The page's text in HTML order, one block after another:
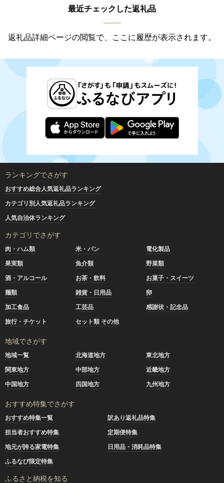
最近チェックした返礼品
返礼品詳細ページの閲覧で、ここに履歴が表示されます。
ランキングでさがす
おすすめ総合人気返礼品ランキング
カテゴリ別人気返礼品ランキング
人気自治体ランキング
カテゴリでさがす
肉・ハム類 米・パン
電化製品
果実類
魚介類
野菜類
酒・アルコール
お茶・飲料
お菓子・スイーツ
麺類
雑貨・日用品
卵
加工食品
工芸品
感謝状・記念品
旅行・チケット
セット類 その他
地域でさがす
地域一覧 北海道地方
東北地方
関東地方
中部地方
近畿地方
中国地方
四国地方 九州地方
おすすめ特集でさがす
おすすめ特集一覧
訳あり返礼品特集
担当者おすすめ特集
定期便特集
地元が誇る家電特集
日用品・消耗品特集
ふるなび限定特集
ふるさと納税を知る